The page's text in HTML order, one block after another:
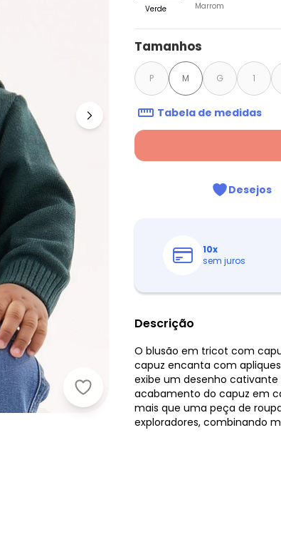
Up Baby - Blusão em Tricô para
Verde Marrom
Tamanhos
P M G 1
Tabela de medidas
Desejos
10x
sem juros
Descrição
O blusão em tricot com
capuz encanta com
exibe um desenho cativante
acabamento do capuz em
mais que uma peça de
exploradores, combinando